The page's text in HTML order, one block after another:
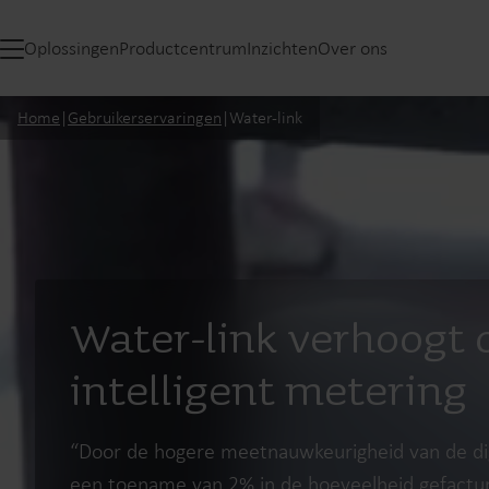
OplossingenProductcentrumInzichtenOver ons
Home | Gebruikerservaringen | Water-link
Water-link verhoogt
intelligent metering
“Door de hogere meetnauwkeurigheid van de
een toename van 2% in de hoeveelheid